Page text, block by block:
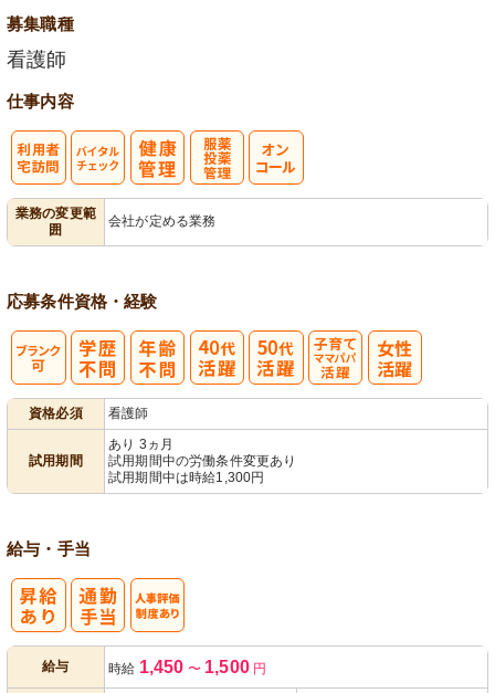
募集職種
看護師
仕事内容
業務の変更範
囲
会社が定める業務
応募条件資格・経験
資格必須 看護師
試用期間
あり 3ヵ月
試用期間中の労働条件変更あり
試用期間中は時給1,300円
給与・手当
給与 時給 1,450 〜 1,500円